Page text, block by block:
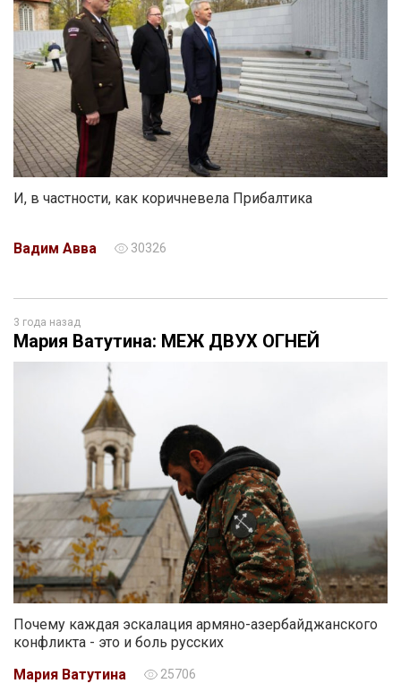
И, в частности, как коричневела Прибалтика
Вадим Авва 30326
3 года назад
Мария Ватутина: МЕЖ ДВУХ ОГНЕЙ
Почему каждая эскалация армяно-азербайджанского
конфликта - это и боль русских
Мария Ватутина
25706